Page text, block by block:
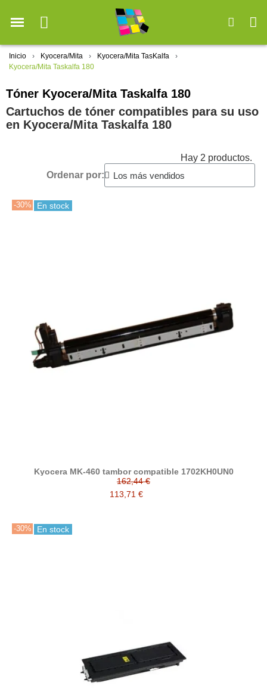
Inicio Kyocera/Mita
Kyocera/Mita TasKalfa
Kyocera/Mita Taskalfa 180
Tóner Kyocera/Mita Taskalfa 180
Cartuchos de tóner compatibles para su uso
en Kyocera/Mita Taskalfa 180
Hay 2 productos.
Ordenar por:
-30% En stock
Kyocera MK-460 tambor compatible 1702KH0UN0
162,44 €
113,71 €
-30% En stock